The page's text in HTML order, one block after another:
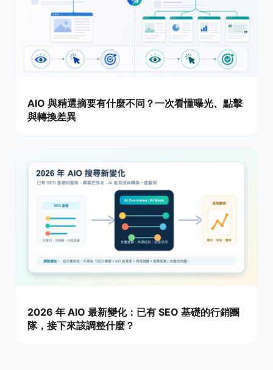
AIO 與精選摘要有什麼不同？一次看懂曝光、點擊
與轉換差異
2026 年 AIO 最新變化：已有 SEO 基礎的行銷團
隊，接下來該調整什麼？